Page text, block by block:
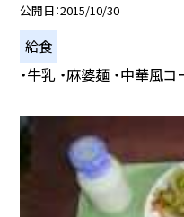
公開日 2015/10/30
給食
・牛乳 ・麻婆麺 ・中華風